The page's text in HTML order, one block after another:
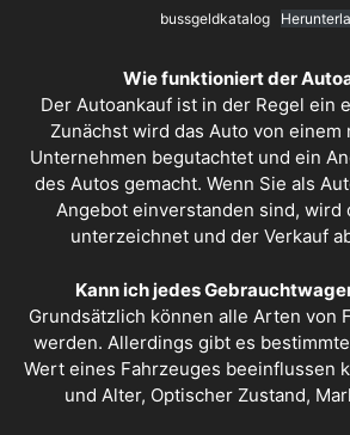
bussgeldkatalog
Wie funktioniert der
Der Autoankauf ist in der Regel ein
Zunächst wird das Auto von einem
Unternehmen begutachtet und ein
des Autos gemacht. Wenn Sie als
Angebot einverstanden sind, wird
unterzeichnet und der Verkauf
Kann ich jedes
Grundsätzlich können alle Arten von
werden. Allerdings gibt es
Wert eines Fahrzeuges beeinflussen
und Alter, Optischer Zustand,